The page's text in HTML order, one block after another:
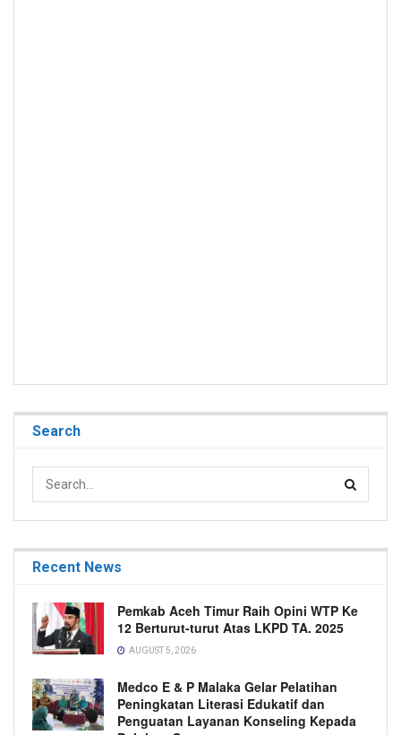
Search
Recent News
Pemkab Aceh Timur Raih Opini WTP Ke
12 Berturut-turut Atas LKPD TA. 2025
AUGUST 5, 2026
Medco E & P Malaka Gelar Pelatihan
Peningkatan Literasi Edukatif dan
Penguatan Layanan Konseling Kepada